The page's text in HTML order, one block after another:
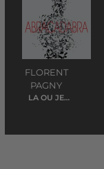
FLORENT
PAGNY
LA OU JE